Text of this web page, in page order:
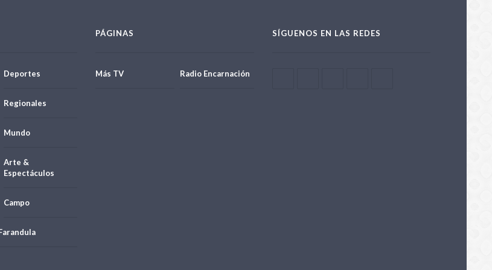
Deportes
Regionales
Mundo
Arte &
Espectáculos
Campo
PÁGINAS
Más TV Radio Encarnación
SÍGUENOS EN LAS REDES